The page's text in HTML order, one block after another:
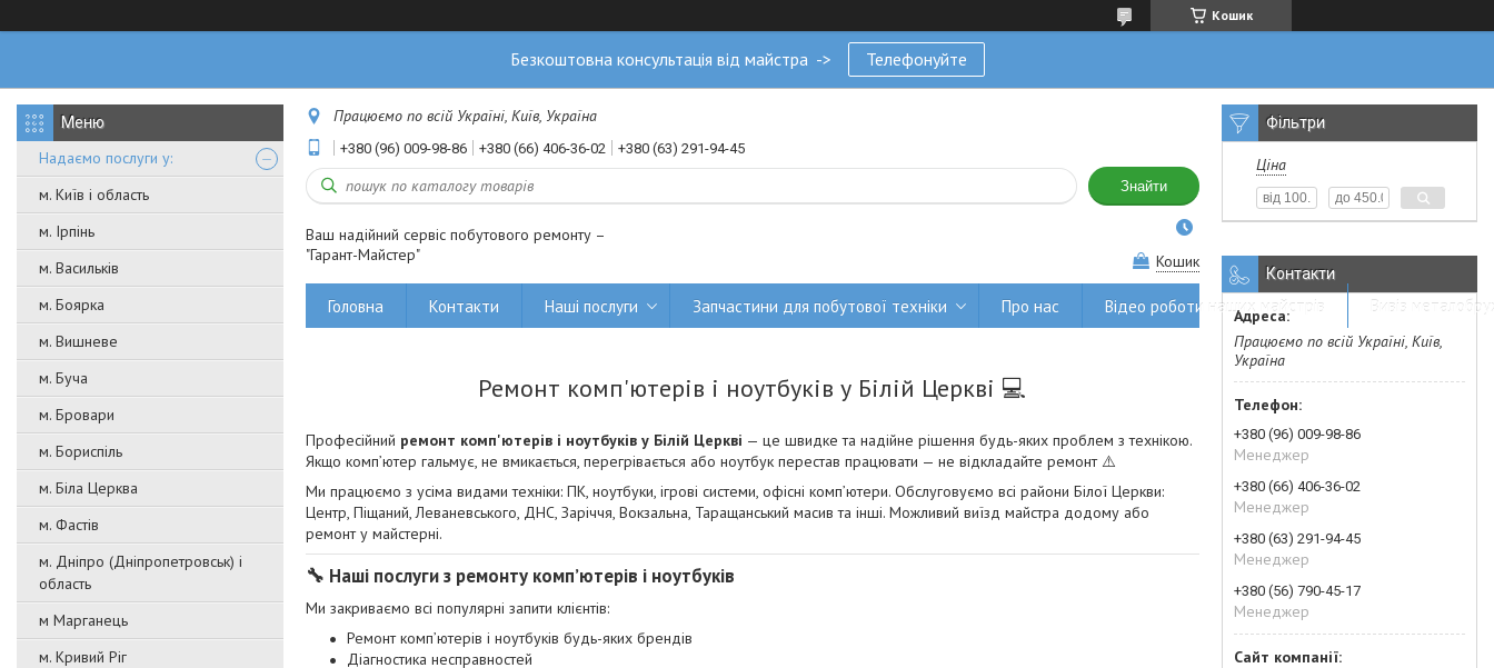
Кошик
Безкоштовна консультація від майстра -> Телефонуйте
Надаємо послуги у:
м. Київ і область
м. Ірпінь
м. Васильків
м. Боярка
м. Вишневе
м. Буча
м. Бровари
м. Бориспіль
м. Біла Церква
м. Фастів
м. Дніпро (Дніпропетровськ) і
область
м Марганець
м. Кривий Ріг
Працюємо по всій Україні, Київ, Україна
+380 (96) 009-98-86 +380 (66) 406-36-02 +380 (63) 291-94-45
Знайти
Ваш надійний сервіс побутового ремонту –
"Гарант-Майстер"
Кошик
Головна Контакти Наші послуги Запчастини для побутової техніки Про нас Відео роботи наших майстрів Вивіз
Ремонт комп'ютерів і ноутбуків у Білій Церкві 💻
Професійний ремонт комп'ютерів і ноутбуків у Білій Церкві — це швидке та надійне рішення будь-яких проблем з технікою.
Якщо комп’ютер гальмує, не вмикається, перегрівається або ноутбук перестав працювати — не відкладайте ремонт ⚠️
Ми працюємо з усіма видами техніки: ПК, ноутбуки, ігрові системи, офісні комп’ютери. Обслуговуємо всі райони Білої Церкви:
Центр, Піщаний, Леваневського, ДНС, Заріччя, Вокзальна, Таращанський масив та інші. Можливий виїзд майстра додому або
ремонт у майстерні.
🔧 Наші послуги з ремонту комп’ютерів і ноутбуків
Ми закриваємо всі популярні запити клієнтів:
Ремонт комп’ютерів і ноутбуків будь-яких брендів
Діагностика несправностей
Фільтри
Ціна
Контакти
Працюємо по всій Україні, Київ,
Україна
+380 (96) 009-98-86
Менеджер
+380 (66) 406-36-02
Менеджер
+380 (63) 291-94-45
Менеджер
+380 (56) 790-45-17
Менеджер